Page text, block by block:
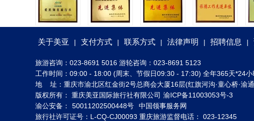
关于美亚 | 支付方式 | 联系方式 | 法律声明 | 招聘信息 |
旅游咨询：023-8691 5016 游轮咨询：023-8691 5123
工作时间：09:00 - 18:00 (周末、节假日09:30 - 17:30) 全年365天*24小
地 址：重庆市渝北区红金街2号总商会大厦16层(红旗河沟·童心桥·渝
版权所有： 重庆美亚国际旅行社有限公司 渝ICP备11003053号-3
渝公安备：
50011202500448号
中国领事服务网
旅行社许可证号：L-CQ-CJ00093 重庆旅游监督电话： 023-12345